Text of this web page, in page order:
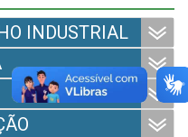
INDUSTRIAL